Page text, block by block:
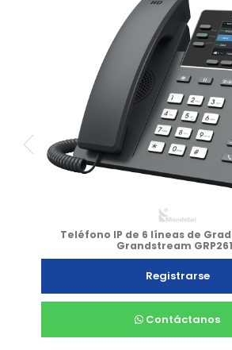
Teléfono IP de 6 líneas de
Grandstream
Registrarse
Contáctanos